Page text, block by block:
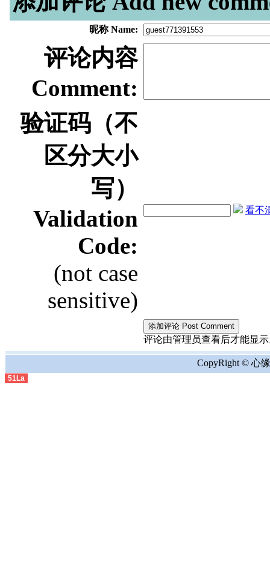
昵称 Name:
评论内容
Comment:
验证码（不
区分大小
写）
Validation
Code:
(not case
sensitive)
看不
评论由管理员查看后才能显示
CopyRight © 心
51La